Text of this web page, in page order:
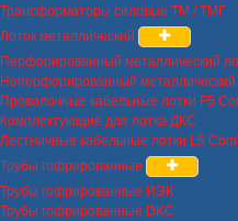
Трансформаторы силовые ТМ / ТМГ
Лоток металлический
Перфорированный металлический
Неперфорированный металлический
Проволочные кабельные лотки F5
Комплектующие для лотка ДКС
Лестничные кабельные лотки L5
Трубы гофрированные
Трубы гофрированные ИЭК
Трубы гофрированные DKC